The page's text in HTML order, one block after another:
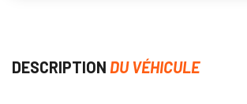
DESCRIPTION DU VÉHICULE